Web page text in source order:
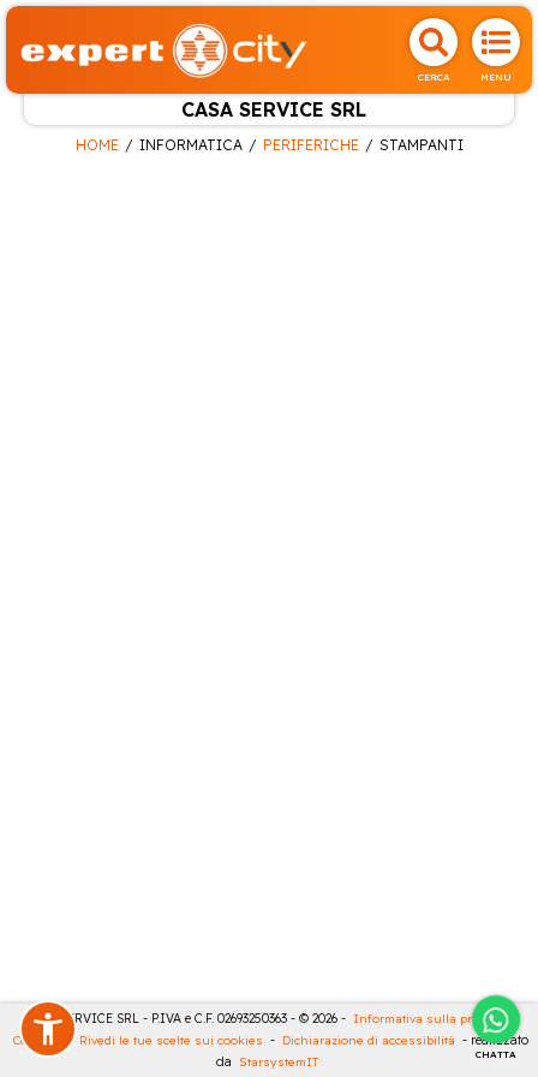
CERCA MENU
CASA SERVICE SRL
CHATTA
HOME INFORMATICA PERIFERICHE STAMPANTI
CASA SERVICE SRL - P.IVA e C.F. 02693250363 - © 2026 - Informativa sulla privacy -
Cookies
- Rivedi le tue scelte sui cookies - Dichiarazione di accessibilità - realizzato
da StarsystemIT